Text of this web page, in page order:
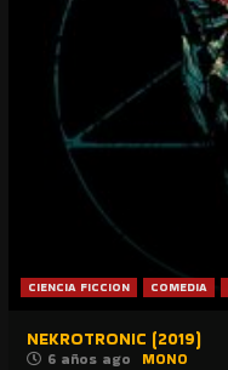
CIENCIA FICCION COMEDIA
NEKROTRONIC (2019)
6 años ago MONO